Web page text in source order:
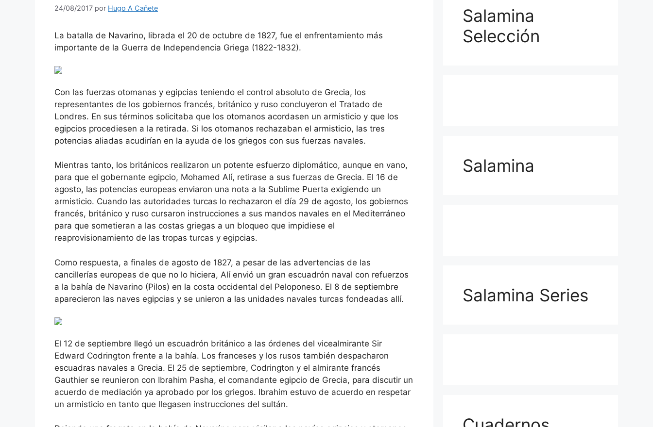
24/08/2017 por Hugo A Cañete
La batalla de Navarino, librada el 20 de octubre de 1827, fue el enfrentamiento más
importante de la Guerra de Independencia Griega (1822-1832).
Con las fuerzas otomanas y egipcias teniendo el control absoluto de Grecia, los
representantes de los gobiernos francés, británico y ruso concluyeron el Tratado de
Londres. En sus términos solicitaba que los otomanos acordasen un armisticio y que los
egipcios procediesen a la retirada. Si los otomanos rechazaban el armisticio, las tres
potencias aliadas acudirían en la ayuda de los griegos con sus fuerzas navales.
Mientras tanto, los británicos realizaron un potente esfuerzo diplomático, aunque en vano,
para que el gobernante egipcio, Mohamed Alí, retirase a sus fuerzas de Grecia. El 16 de
agosto, las potencias europeas enviaron una nota a la Sublime Puerta exigiendo un
armisticio. Cuando las autoridades turcas lo rechazaron el día 29 de agosto, los gobiernos
francés, británico y ruso cursaron instrucciones a sus mandos navales en el Mediterráneo
para que sometieran a las costas griegas a un bloqueo que impidiese el
reaprovisionamiento de las tropas turcas y egipcias.
Como respuesta, a finales de agosto de 1827, a pesar de las advertencias de las
cancillerías europeas de que no lo hiciera, Alí envió un gran escuadrón naval con refuerzos
a la bahía de Navarino (Pilos) en la costa occidental del Peloponeso. El 8 de septiembre
aparecieron las naves egipcias y se unieron a las unidades navales turcas fondeadas allí.
El 12 de septiembre llegó un escuadrón británico a las órdenes del vicealmirante Sir
Edward Codrington frente a la bahía. Los franceses y los rusos también despacharon
escuadras navales a Grecia. El 25 de septiembre, Codrington y el almirante francés
Gauthier se reunieron con Ibrahim Pasha, el comandante egipcio de Grecia, para discutir un
acuerdo de mediación ya aprobado por los griegos. Ibrahim estuvo de acuerdo en respetar
un armisticio en tanto que llegasen instrucciones del sultán.
Salamina
Selección
Salamina
Salamina Series